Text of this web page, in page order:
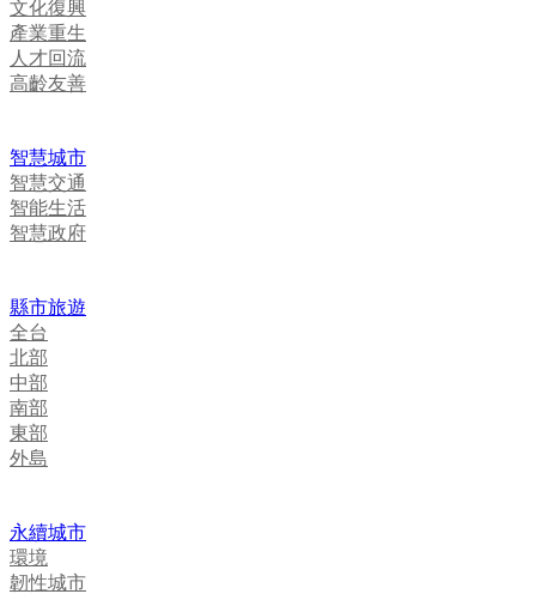
文化復興
產業重生
人才回流
高齡友善
智慧城市
智慧交通
智能生活
智慧政府
縣市旅遊
全台
北部
中部
南部
東部
外島
永續城市
環境
韌性城市